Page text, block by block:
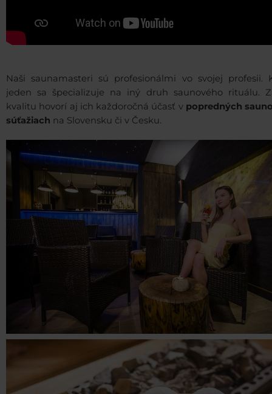
Naši saunamasteri sú profesionálmi vo svojej profesii.
jeden sa špecializuje na iný druh saunového rituálu.
kvalitu hovorí aj ich každoročná účasť v popredných
súťažiach na Slovensku či v Česku.